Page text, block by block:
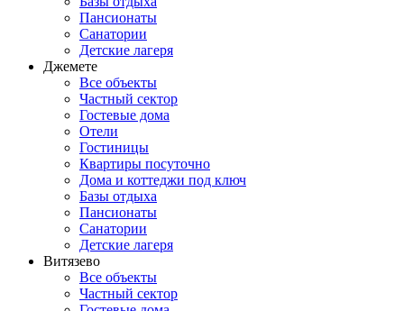
Пансионаты
Санатории
Детские лагеря
Джемете
Все объекты
Частный сектор
Гостевые дома
Отели
Гостиницы
Квартиры посуточно
Дома и коттеджи под ключ
Базы отдыха
Пансионаты
Санатории
Детские лагеря
Витязево
Все объекты
Частный сектор